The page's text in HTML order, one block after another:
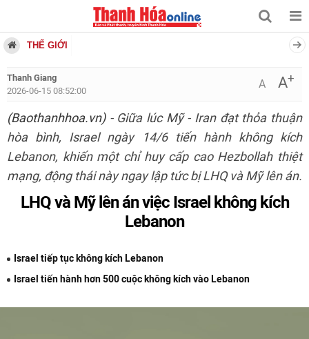
THẾ GIỚI
Thanh Giang
2026-06-15 08:52:00
A A+
(Baothanhhoa.vn)- Giữa lúc Mỹ - Iran đạt thỏa thuận
hòa bình, Israel ngày 14/6 tiến hành không kích
Lebanon, khiến một chỉ huy cấp cao Hezbollah thiệt
mạng, động thái này ngay lập tức bị LHQ và Mỹ lên án.
LHQ và Mỹ lên án việc Israel không kích
Lebanon
Israel tiếp tục không kích Lebanon
Israel tiến hành hơn 500 cuộc không kích vào Lebanon